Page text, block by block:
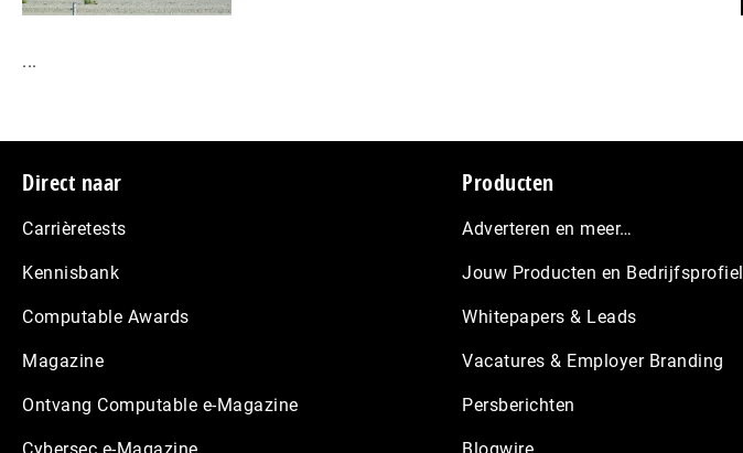
...
Footer
Direct naar
Carrièretests
Kennisbank
Computable Awards
Magazine
Ontvang Computable e-Magazine
Cybersec e-Magazine
Producten
Adverteren en meer…
Jouw Producten en Bedrijfsprofiel
Whitepapers & Leads
Vacatures & Employer Branding
Persberichten
Blogwire